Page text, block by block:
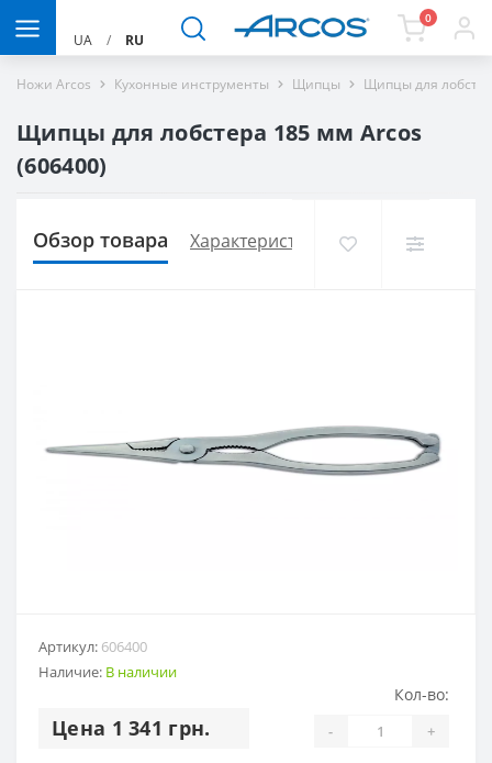
UA / RU
0
Ножи Arcos Кухонные инструменты Щипцы Щипцы для
Щипцы для лобстера 185 мм Arcos
(606400)
Обзор товара Характеристики Доставка и
Артикул: 606400
Наличие: В наличии
Цена 1 341 грн.
Кол-во:
- +